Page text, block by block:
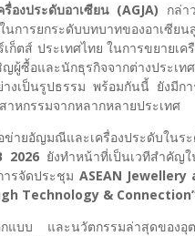
งประดับอาเซียน (AGJA) กล่า
ารยกระดับบทบาทของอาเซียน
ตส์ ประเทศไทย ในการขยายเค
ผู้ซื้อและนักธุรกิจจากต่างประเ
งเป็นรูปธรรม พร้อมกันนี้ ยังมีก
หกรรมจากหลากหลายประเทศ
อข่ายอัญมณีและเครื่องประดับ
2026 ยังทำหน้าที่เป็นเวทีสำคัญ
รจัดประชุม ASEAN
Technology &
แบบ และนวัตกรรมล่าสุดของอุ